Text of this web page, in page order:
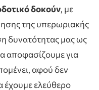
δοκούν, με
της υπερωριακής
δυνατότητας μας ως
αποφασίζουμε για
αφού δεν
έχουμε ελεύθερο